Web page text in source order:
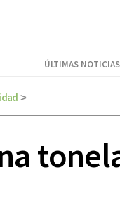
ÚLTIMAS NOTICIAS
>